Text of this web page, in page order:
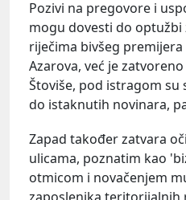
Pozivi na pregovore i
mogu dovesti do optužbi
riječima bivšeg
Azarova, već je
Štoviše, pod istragom su
do istaknutih novinara,
Zapad također zatvara
ulicama, poznatim kao
otmicom i novačenjem